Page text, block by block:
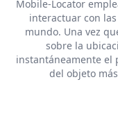
Mobile-Locator
interactuar con
mundo. Una vez
sobre la
instantáneamente el
del objeto